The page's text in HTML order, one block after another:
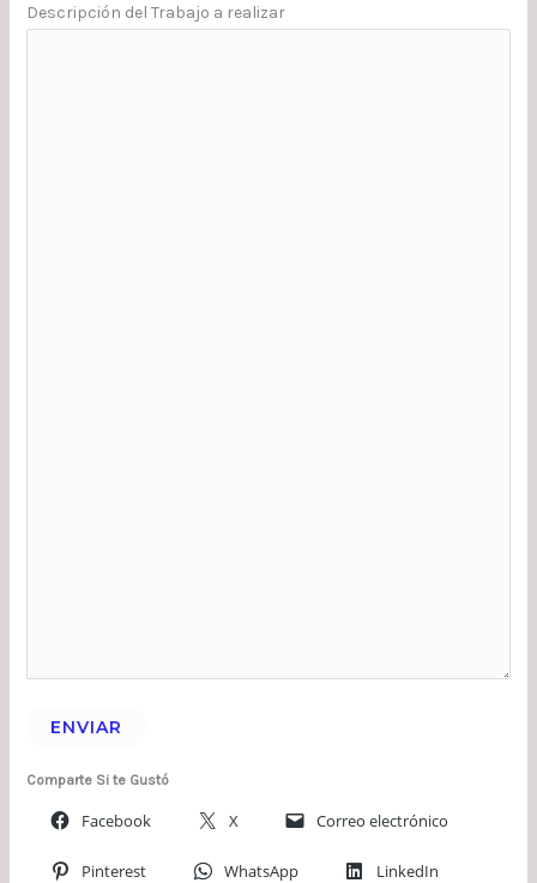
Descripción del Trabajo a realizar
ENVIAR
Comparte Si te Gustó
Facebook X Correo electrónico
Pinterest WhatsApp LinkedIn